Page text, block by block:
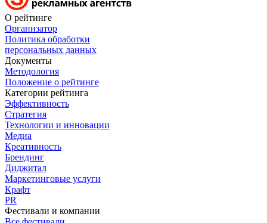
О рейтинге
Организатор
Политика обработки
персональных данных
Документы
Методология
Положение о рейтинге
Категории рейтинга
Эффективность
Стратегия
Технологии и инновации
Медиа
Креативность
Брендинг
Диджитал
Маркетинговые услуги
Крафт
PR
Фестивали и компании